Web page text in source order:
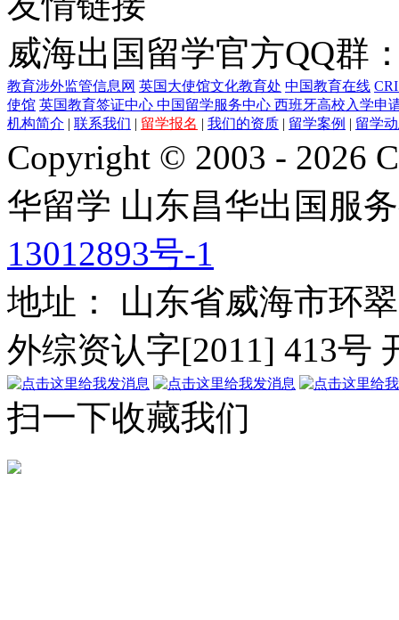
威海出国留学官方QQ群
教育涉外监管信息网 英国大使馆文化教育处 中国教育在线
使馆 英国教育签证中心 中国留学服务中心 西班牙高校入学申
机构简介 | 联系我们 | 留学报名 | 我们的资质 | 留学案例 | 留学
Copyright © 2003 - 2026
华留学 山东昌华出国服
13012893号-1
地址： 山东省威海市环
外综资认字[2011] 413号
扫一下收藏我们